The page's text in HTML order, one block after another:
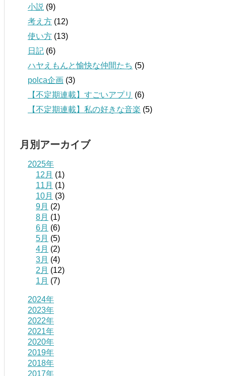
小説 (9)
考え方 (12)
使い方 (13)
日記 (6)
ハヤえもんと愉快な仲間たち (5)
polca企画 (3)
【不定期連載】すごいアプリ (6)
【不定期連載】私の好きな音楽 (5)
月別アーカイブ
2025年
12月 (1)
11月 (1)
10月 (3)
9月 (2)
8月 (1)
6月 (6)
5月 (5)
4月 (2)
3月 (4)
2月 (12)
1月 (7)
2024年
2023年
2022年
2021年
2020年
2019年
2018年
2017年